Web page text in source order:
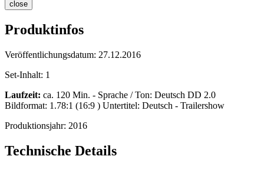
close
Produktinfos
Veröffentlichungsdatum: 27.12.2016
Set-Inhalt: 1
Laufzeit: ca. 120 Min. - Sprache / Ton: Deutsch DD 2.0
Bildformat: 1.78:1 (16:9 ) Untertitel: Deutsch - Trailershow
Produktionsjahr: 2016
Technische Details